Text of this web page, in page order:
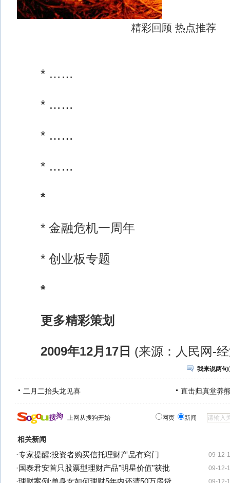
精彩回顾 热点推荐
* ……
* ……
* ……
* ……
*
* 金融危机一周年
* 创业板专题
*
更多精彩策划
2009年12月17日 (来源：人民网-
我来说两句(
二月二抬头龙见喜 直击归真堂养
上网从搜狗开始 网页 新闻
相关新闻
09-12-
·专家提醒:投资者购买信托理财产品有窍门
09-12-
· 国泰君安首只股票型理财产品"明星价值"获批
09-12-